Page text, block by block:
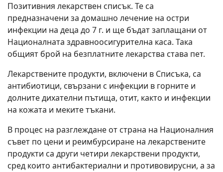
Позитивния лекарствен списък. Те са
предназначени за домашно лечение на остри
инфекции на деца до 7 г. и ще бъдат заплащани от
Националната здравноосигурителна каса. Така
общият брой на безплатните лекарства става пет.
Лекарствените продукти, включени в Списъка, са
антибиотици, свързани с инфекции в горните и
долните дихателни пътища, отит, както и инфекции
на кожата и меките тъкани.
В процес на разглеждане от страна на Националния
съвет по цени и реимбурсиране на лекарствените
продукти са други четири лекарствени продукти,
сред които антибактериални и противовирусни, а за